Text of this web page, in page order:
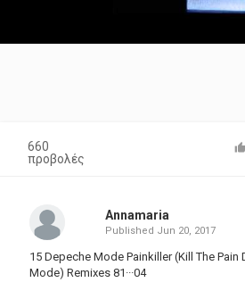
660
προβολές
Annamaria
Published Jun 20, 2017
15 Depeche Mode Painkiller (Kill The
Mode) Remixes 81···04